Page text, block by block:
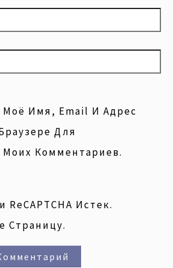
Моё Имя, Email И Адрес
Для
Комментариев.
Истек.
Страницу.